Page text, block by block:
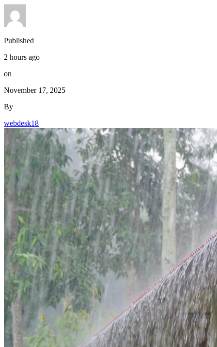
Published
2 hours ago
on
November 17, 2025
By
webdesk18